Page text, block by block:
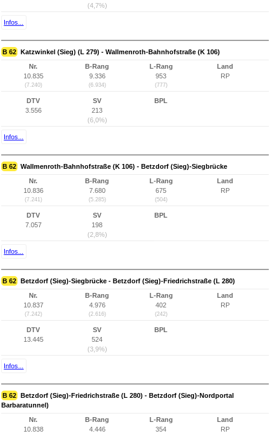
(4,7%)
Infos...
B 62 Katzwinkel (Sieg) (L 279) - Wallmenroth-Bahnhofstraße (K 106)
Nr.
10.835
(7.240)
B-Rang
9.336
(6.934)
L-Rang
953
(777)
Land
RP
DTV
3.556
SV
213
(6,0%)
BPL
Infos...
B 62 Wallmenroth-Bahnhofstraße (K 106) - Betzdorf (Sieg)-Siegbrücke
Nr.
10.836
(7.241)
B-Rang
7.680
(5.285)
L-Rang
675
(504)
Land
RP
DTV
7.057
SV
198
(2,8%)
BPL
Infos...
B 62 Betzdorf (Sieg)-Siegbrücke - Betzdorf (Sieg)-Friedrichstraße (L 280)
Nr.
10.837
(7.242)
B-Rang
4.976
(2.616)
L-Rang
402
(242)
Land
RP
DTV
13.445
SV
524
(3,9%)
BPL
Infos...
B 62 Betzdorf (Sieg)-Friedrichstraße (L 280) - Betzdorf (Sieg)-Nordportal
Barbaratunnel)
Nr.
10.838
B-Rang
4.446
L-Rang
354
Land
RP